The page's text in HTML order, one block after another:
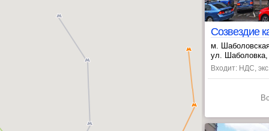
м.
,ул.
Входит: НДС,